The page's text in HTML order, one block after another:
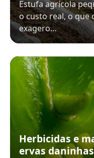
Estufa agrícola
o custo real, o que
exagero…
Herbicidas e
ervas